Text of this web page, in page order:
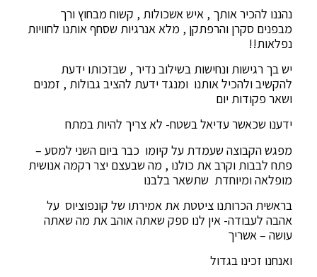
נהננו להכיר אותך , איש אשכולות , קשוח מבחוץ ורך
מבפנים סקרן והרפתקן , מלא אנרגיות שסחף אותנו לחוויות
נפלאות!!
יש בך רגישות ונחישות בשילוב נדיר , שבזכותו ידעת
להקשיב ולהכיל אותנו ומנגד ידעת להציב גבולות , זמנים
ושאר פקודות יום
ידענו שכאשר עדיאל בשטח- לא צריך להיות במתח
מפגש הקבוצה שעמדת על קיומו כבר ביום השני למסע –
פתח לבבות וקרב את כולנו , מה שבעצם יצר רקמה אנושית
מופלאה ומיוחדת שתשאר בלבנו
בראשית הכרותנו ציטטת את אמירתו של קונפוציוס על
אהבה לעבודה- אין לנו ספק שאתה אוהב את מה שאתה
עושה – אשריך
ואנחנו זכינו בגדול